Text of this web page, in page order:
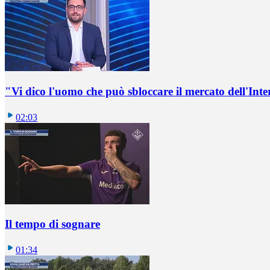
"Vi dico l'uomo che può sbloccare il mercato
02:03
Il tempo di sognare
01:34